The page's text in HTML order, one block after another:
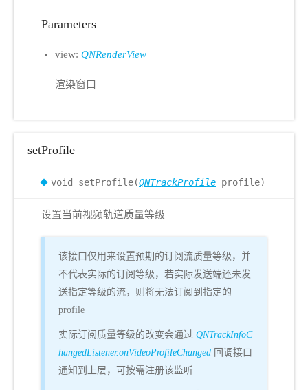
Parameters
view: QNRenderView
渲染窗口
setProfile
void setProfile(QNTrackProfile profile)
设置当前视频轨道质量等级
该接口仅用来设置预期的订阅流质量等级，并
不代表实际的订阅等级，若实际发送端还未发
送指定等级的流，则将无法订阅到指定的
profile
实际订阅质量等级的改变会通过 QNTrackInfoC
hangedListener.onVideoProfileChanged 回调接口
通知到上层，可按需注册该监听